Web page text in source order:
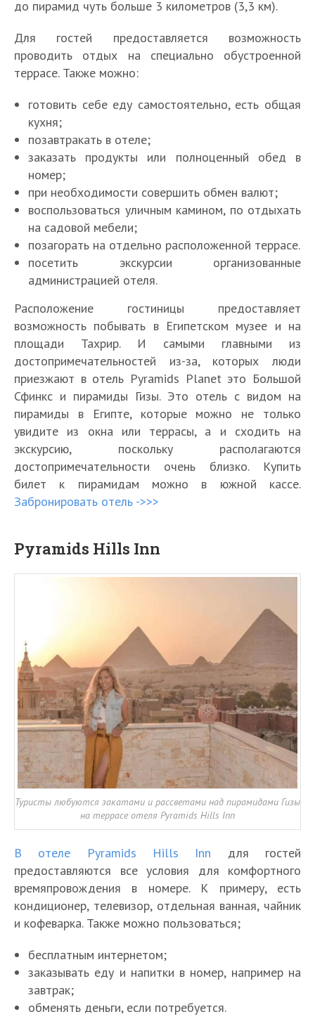
до пирамид чуть больше 3 километров (3,3 км).
Для гостей предоставляется возможность
проводить отдых на специально обустроенной
террасе. Также можно:
готовить себе еду самостоятельно, есть общая
кухня;
позавтракать в отеле;
заказать продукты или полноценный обед в
номер;
при необходимости совершить обмен валют;
воспользоваться уличным камином, по отдыхать
на садовой мебели;
позагорать на отдельно расположенной террасе.
посетить экскурсии организованные
администрацией отеля.
Расположение гостиницы предоставляет
возможность побывать в Египетском музее и на
площади Тахрир. И самыми главными из
достопримечательностей из-за, которых люди
приезжают в отель Pyramids Planet это Большой
Сфинкс и пирамиды Гизы. Это отель с видом на
пирамиды в Египте, которые можно не только
увидите из окна или террасы, а и сходить на
экскурсию, поскольку располагаются
достопримечательности очень близко. Купить
билет к пирамидам можно в южной кассе.
Забронировать отель ->>>
Pyramids Hills Inn
Туристы любуются закатами и рассветами над пирамидами Гизы
на террасе отеля Pyramids Hills Inn
В отеле Pyramids Hills Inn для гостей
предоставляются все условия для комфортного
времяпровождения в номере. К примеру, есть
кондиционер, телевизор, отдельная ванная, чайник
и кофеварка. Также можно пользоваться;
бесплатным интернетом;
заказывать еду и напитки в номер, например на
завтрак;
обменять деньги, если потребуется.